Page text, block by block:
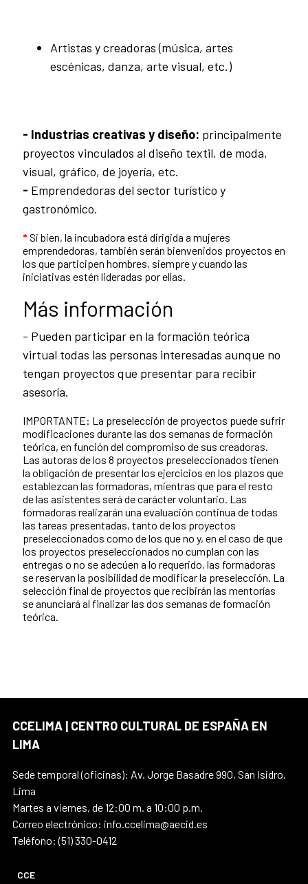
Artistas y creadoras (música, artes
escénicas, danza, arte visual, etc.)
- Industrias creativas y diseño: principalmente
proyectos vinculados al diseño textil, de moda,
visual, gráfico, de joyería, etc.
- Emprendedoras del sector turístico y
gastronómico.
* Si bien, la incubadora está dirigida a mujeres
emprendedoras, también serán bienvenidos proyectos en
los que participen hombres, siempre y cuando las
iniciativas estén lideradas por ellas.
Más información
- Pueden participar en la formación teórica
virtual todas las personas interesadas aunque no
tengan proyectos que presentar para recibir
asesoría.
IMPORTANTE: La preselección de proyectos puede sufrir
modificaciones durante las dos semanas de formación
teórica, en función del compromiso de sus creadoras.
Las autoras de los 8 proyectos preseleccionados tienen
la obligación de presentar los ejercicios en los plazos que
establezcan las formadoras, mientras que para el resto
de las asistentes será de carácter voluntario. Las
formadoras realizarán una evaluación continua de todas
las tareas presentadas, tanto de los proyectos
preseleccionados como de los que no y, en el caso de que
los proyectos preseleccionados no cumplan con las
entregas o no se adecúen a lo requerido, las formadoras
se reservan la posibilidad de modificar la preselección. La
selección final de proyectos que recibirán las mentorías
se anunciará al finalizar las dos semanas de formación
teórica.
CCELIMA | CENTRO CULTURAL DE ESPAÑA EN
LIMA
Sede temporal (oficinas): Av. Jorge Basadre 990, San Isidro,
Lima
Martes a viernes, de 12:00 m. a 10:00 p.m.
Correo electrónico: info.ccelima@aecid.es
Teléfono: (51) 330-0412
CCE